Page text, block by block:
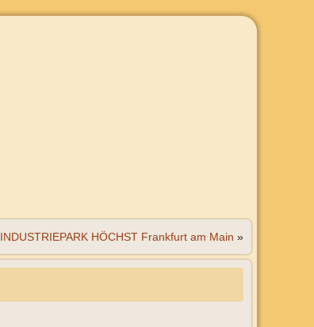
INDUSTRIEPARK HÖCHST Frankfurt am Main »